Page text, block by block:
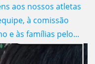
aos nossos atletas
à comissão
e às famílias pelo...